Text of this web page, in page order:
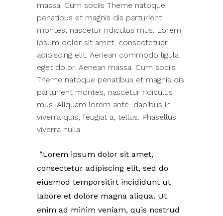
massa. Cum sociis Theme natoque
penatibus et magnis dis parturient
montes, nascetur ridiculus mus. Lorem
ipsum dolor sit amet, consectetuer
adipiscing elit. Aenean commodo ligula
eget dolor. Aenean massa. Cum sociis
Theme natoque penatibus et magnis dis
parturient montes, nascetur ridiculus
mus. Aliquam lorem ante, dapibus in,
viverra quis, feugiat a, tellus. Phasellus
viverra nulla.
Lorem ipsum dolor sit amet,
consectetur adipiscing elit, sed do
eiusmod temporsitirt incididunt ut
labore et dolore magna aliqua. Ut
enim ad minim veniam, quis nostrud